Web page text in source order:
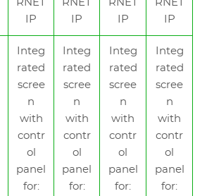
RNET
IP
RNET
IP
RNET
IP
RNET
IP
Integ
rated
scree
n
with
contr
ol
panel
for:
Integ
rated
scree
n
with
contr
ol
panel
for:
Integ
rated
scree
n
with
contr
ol
panel
for:
Integ
rated
scree
n
with
contr
ol
panel
for: